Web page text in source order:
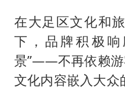
在大足区文化和
下，品牌积极
景”——不再依赖游
文化内容嵌入大众